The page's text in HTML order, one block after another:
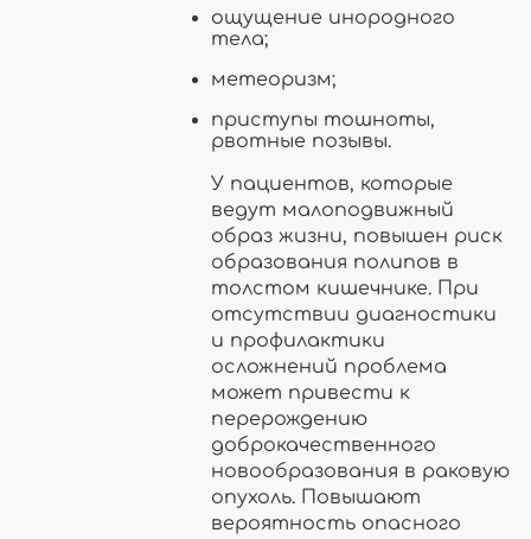
ощущение инородного
тела;
метеоризм;
приступы тошноты,
рвотные позывы.
У пациентов, которые
ведут малоподвижный
образ жизни, повышен риск
образования полипов в
толстом кишечнике. При
отсутствии диагностики
и профилактики
осложнений проблема
может привести к
перерождению
доброкачественного
новообразования в раковую
опухоль. Повышают
вероятность опасного